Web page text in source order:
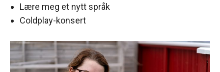
Lære meg et nytt språk
Coldplay-konsert